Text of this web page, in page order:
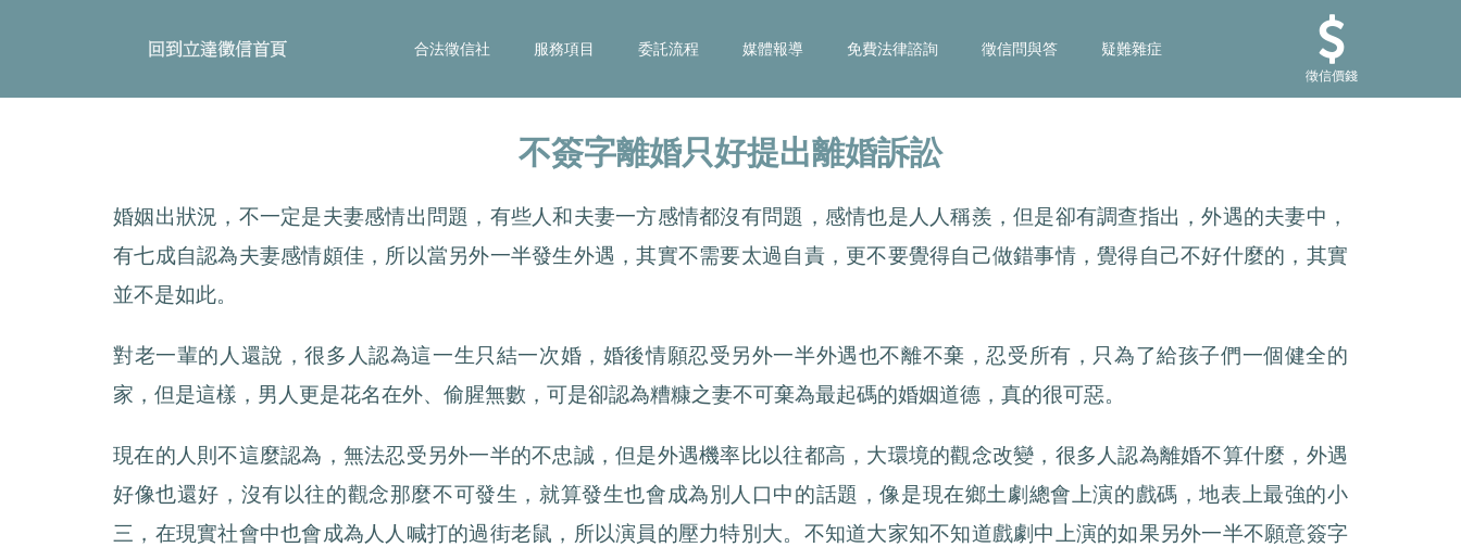
合法徵信社 服務項目 委託流程 媒體報導 免費法律諮詢 徵信問與答 疑難雜症
徵信價錢
不簽字離婚只好提出離婚訴訟
婚姻出狀況，不一定是夫妻感情出問題，有些人和夫妻一方感情都沒有問題，感情也是人人稱羨，但是卻有調查指出，外遇的夫妻中，
有七成自認為夫妻感情頗佳，所以當另外一半發生外遇，其實不需要太過自責，更不要覺得自己做錯事情，覺得自己不好什麼的，其實
並不是如此。
對老一輩的人還說，很多人認為這一生只結一次婚，婚後情願忍受另外一半外遇也不離不棄，忍受所有，只為了給孩子們一個健全的
家，但是這樣，男人更是花名在外、偷腥無數，可是卻認為糟糠之妻不可棄為最起碼的婚姻道德，真的很可惡。
現在的人則不這麼認為，無法忍受另外一半的不忠誠，但是外遇機率比以往都高，大環境的觀念改變，很多人認為離婚不算什麼，外遇
好像也還好，沒有以往的觀念那麼不可發生，就算發生也會成為別人口中的話題，像是現在鄉土劇總會上演的戲碼，地表上最強的小
三，在現實社會中也會成為人人喊打的過街老鼠，所以演員的壓力特別大。不知道大家知不知道戲劇中上演的如果另外一半不願意簽字